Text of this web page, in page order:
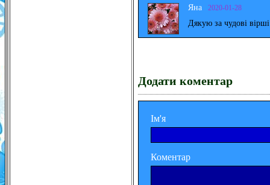
Яна 2020-01-28
Дякую за чудові
Додати коментар
Ім'я
Коментар